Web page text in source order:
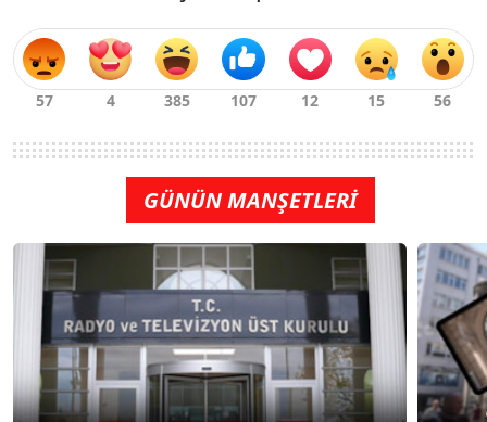
GÜNÜN MANŞETLERİ